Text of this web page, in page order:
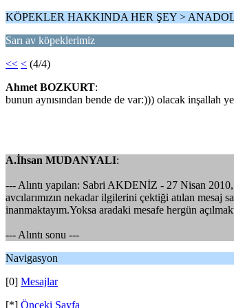
KÖPEKLER HAKKINDA HER ŞEY >
Sarı av köpeklerimiz
<< < (4/4)
Ahmet BOZKURT:
bunun aynısından bende de var:))) olacak inşallah
A.İhsan MUDANYALI:
--- Alıntı yapılan: Sabri AKDENİZ - 27 Nisan
avcılarımızın nekadar ilgilerini çektiği atılan mesaj
inanmaktayım.Yoksa aradaki mesafe hergün
--- Alıntı sonu ---
Navigasyon
[0] Mesajlar
[*] Önceki Sayfa